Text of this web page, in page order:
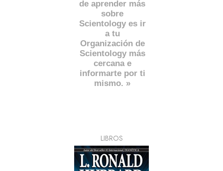
de aprender más
sobre
Scientology es ir
a tu
Organización de
Scientology más
cercana e
informarte por ti
mismo. »
LIBROS